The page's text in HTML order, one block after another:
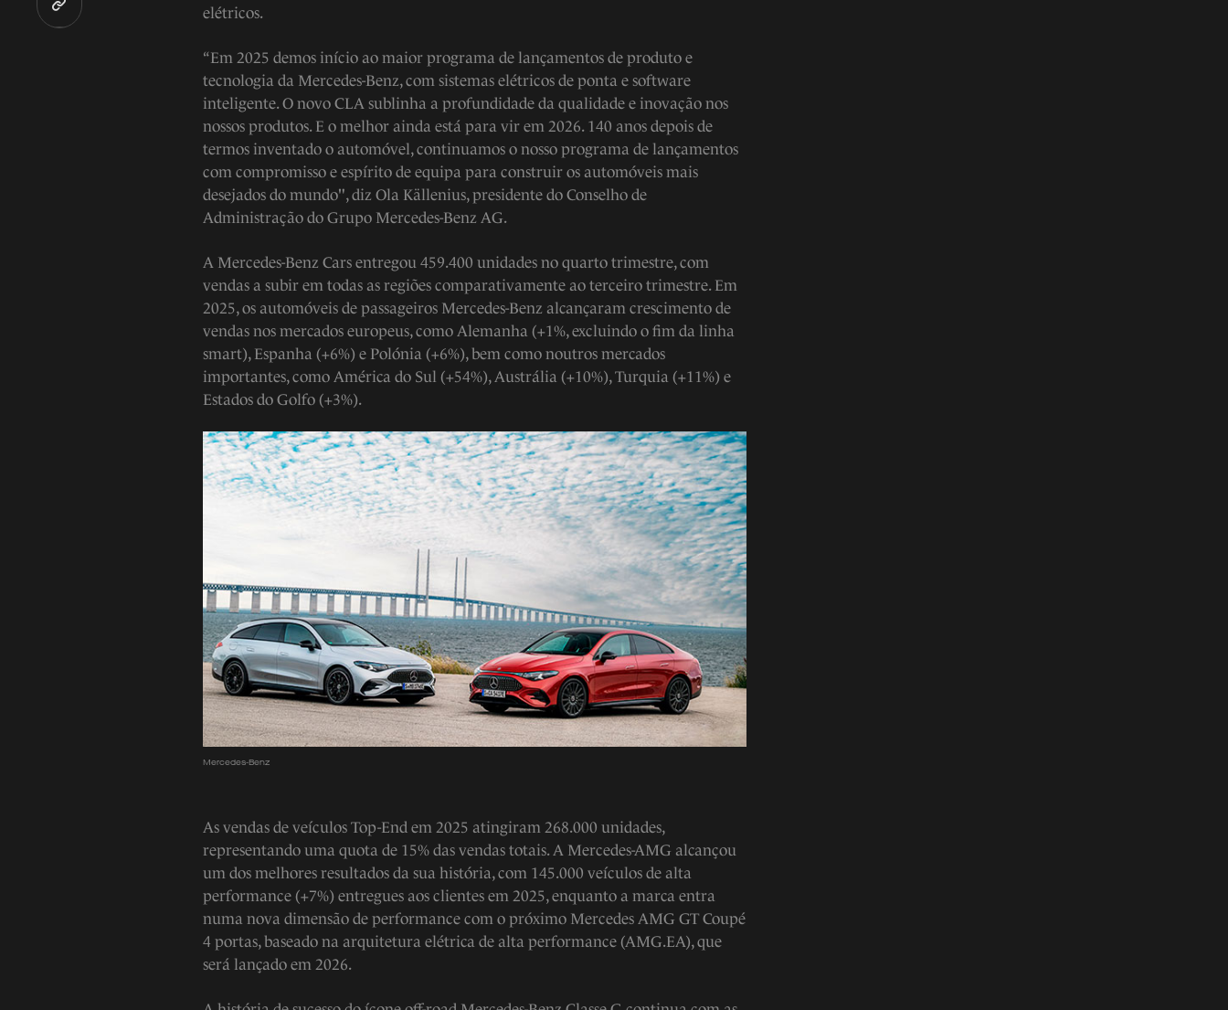
elétricos.
“Em 2025 demos início ao maior programa de lançamentos de produto e
tecnologia da Mercedes-Benz, com sistemas elétricos de ponta e software
inteligente. O novo CLA sublinha a profundidade da qualidade e inovação nos
nossos produtos. E o melhor ainda está para vir em 2026. 140 anos depois de
termos inventado o automóvel, continuamos o nosso programa de lançamentos
com compromisso e espírito de equipa para construir os automóveis mais
desejados do mundo", diz Ola Källenius, presidente do Conselho de
Administração do Grupo Mercedes-Benz AG.
A Mercedes-Benz Cars entregou 459.400 unidades no quarto trimestre, com
vendas a subir em todas as regiões comparativamente ao terceiro trimestre. Em
2025, os automóveis de passageiros Mercedes-Benz alcançaram crescimento de
vendas nos mercados europeus, como Alemanha (+1%, excluindo o fim da linha
smart), Espanha (+6%) e Polónia (+6%), bem como noutros mercados
importantes, como América do Sul (+54%), Austrália (+10%), Turquia (+11%) e
Estados do Golfo (+3%).
Mercedes-Benz
As vendas de veículos Top-End em 2025 atingiram 268.000 unidades,
representando uma quota de 15% das vendas totais. A Mercedes-AMG alcançou
um dos melhores resultados da sua história, com 145.000 veículos de alta
performance (+7%) entregues aos clientes em 2025, enquanto a marca entra
numa nova dimensão de performance com o próximo Mercedes AMG GT Coupé
4 portas, baseado na arquitetura elétrica de alta performance (AMG.EA), que
será lançado em 2026.